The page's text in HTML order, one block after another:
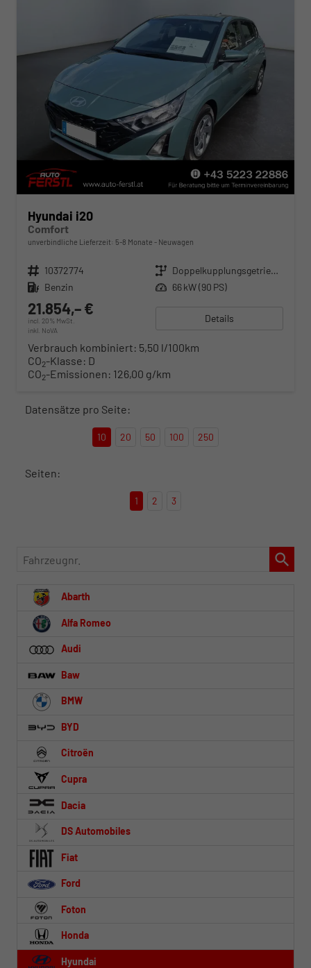
Hyundai i20
Comfort
unverbindliche Lieferzeit: 5-8 Monate Neuwagen
Fahrzeugnr. 10372774 Getriebe
Doppelkupplungsgetriebe (DSG)
Kraftstoff Benzin Leistung 66 kW (90 PS)
21.854,– €
incl. 20% MwSt.
inkl. NoVA
Details
Verbrauch kombiniert: 5,50 l/100km
CO2-Klasse: D
CO2-Emissionen: 126,00 g/km
Datensätze pro Seite:
10 20 50 100 250
Seiten:
1 2 3
Fahrzeugnr.
Abarth
Alfa Romeo
Audi
Baw
BMW
BYD
Citroën
Cupra
Dacia
DS Automobiles
Fiat
Ford
Foton
Honda
Hyundai